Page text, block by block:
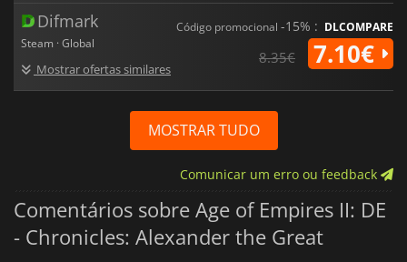
Difmark
Steam · Global
Mostrar ofertas similares
Código promocional -15% : DLCOMPARE
8.35€ 7.10€
MOSTRAR TUDO
Comunicar um erro ou feedback
Comentários sobre Age of Empires II: DE
- Chronicles: Alexander the Great